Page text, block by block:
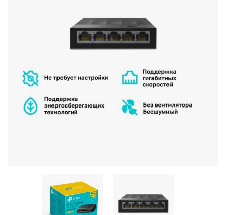
UPS Uninterruptible Power Supply
Mouses and keybords
Server equipment